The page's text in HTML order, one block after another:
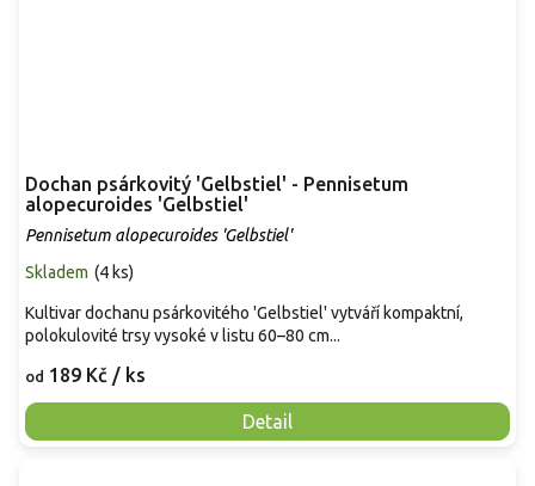
Dochan psárkovitý 'Gelbstiel' - Pennisetum
alopecuroides 'Gelbstiel'
Pennisetum alopecuroides 'Gelbstiel'
Skladem (4 ks)
od 189 Kč / ks
Detail
Kultivar dochanu psárkovitého 'Gelbstiel' vytváří kompaktní,
polokulovité trsy vysoké v listu 60–80 cm...